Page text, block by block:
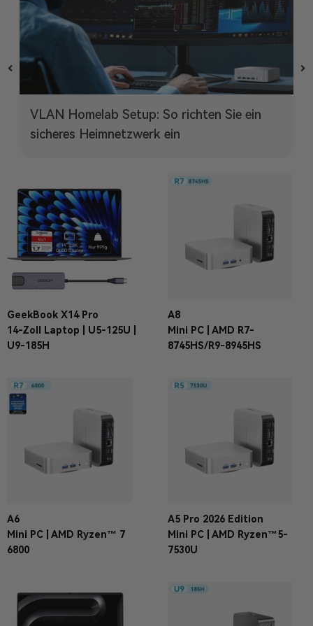
VLAN Homelab Setup: So richten Sie ein
sicheres Heimnetzwerk ein
GeekBook X14 Pro
14-Zoll Laptop | U5-125U |
U9-185H
A8
Mini PC | AMD R7-
8745HS/R9-8945HS
A6
Mini PC | AMD Ryzen™ 7
6800
A5 Pro 2026 Edition
Mini PC | AMD Ryzen™5-
7530U